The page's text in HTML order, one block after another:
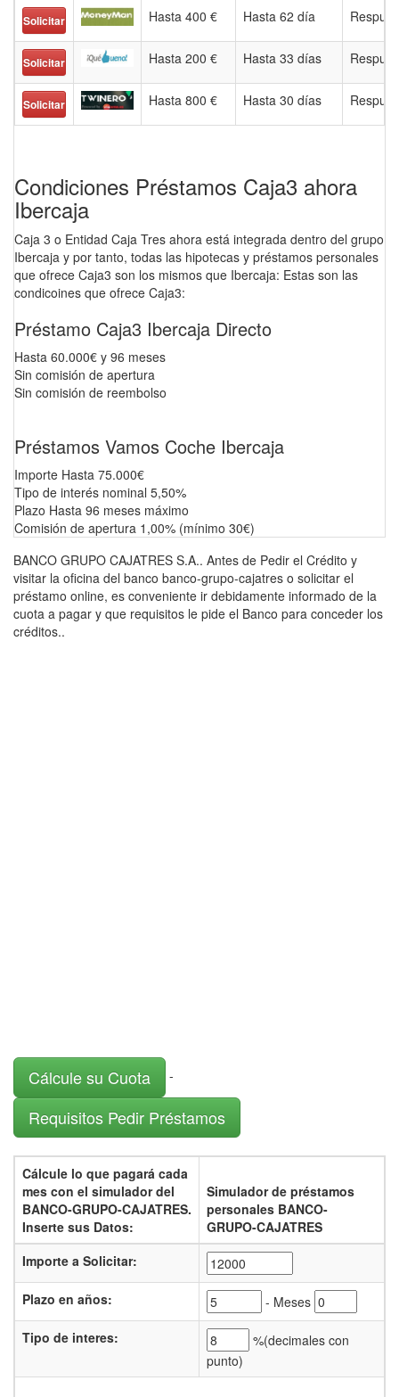
Solicitar Hasta 400 € Hasta 62 día
Solicitar Hasta 200 € Hasta 33 días
Solicitar Hasta 800 € Hasta 30 días
Condiciones Préstamos Caja3 ahora
Ibercaja
Caja 3 o Entidad Caja Tres ahora está integrada dentro del grupo
Ibercaja y por tanto, todas las hipotecas y préstamos personales
que ofrece Caja3 son los mismos que Ibercaja: Estas son las
condicoines que ofrece Caja3:
Préstamo Caja3 Ibercaja Directo
Hasta 60.000€ y 96 meses
Sin comisión de apertura
Sin comisión de reembolso
Préstamos Vamos Coche Ibercaja
Importe Hasta 75.000€
Tipo de interés nominal 5,50%
Plazo Hasta 96 meses máximo
Comisión de apertura 1,00% (mínimo 30€)
BANCO GRUPO CAJATRES S.A.. Antes de Pedir el Crédito y
visitar la oficina del banco banco-grupo-cajatres o solicitar el
préstamo online, es conveniente ir debidamente informado de la
cuota a pagar y que requisitos le pide el Banco para conceder los
créditos..
Cálcule su Cuota -
Requisitos Pedir Préstamos
Cálcule lo que pagará cada
mes con el simulador del
BANCO-GRUPO-CAJATRES.
Inserte sus Datos:
Simulador de préstamos
personales BANCO-
GRUPO-CAJATRES
Importe a Solicitar:
Plazo en años:
- Meses
Tipo de interes: %(decimales con
punto)